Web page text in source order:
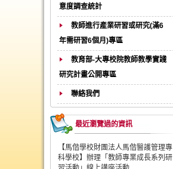
意度調查統計
教師進行產業研習或研究(滿6
年需研習6個月)專區
教育部-大專校院教師教學實踐
研究計畫公開專區
聯絡我們
最近瀏覽過的資訊
【馬偕學校財團法人馬偕醫護管理專
科學校】辦理「教師專業成長系列研